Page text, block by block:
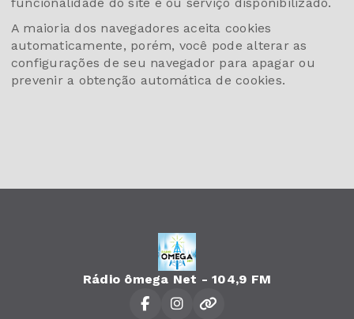
A maioria dos navegadores aceita cookies
automaticamente, porém, você pode alterar as
configurações de seu navegador para apagar ou
prevenir a obtenção automática de cookies.
Rádio ômega Net - 104,9 FM